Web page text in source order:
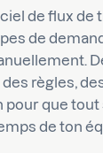
de flux de
de
règles,
que tout
de ton